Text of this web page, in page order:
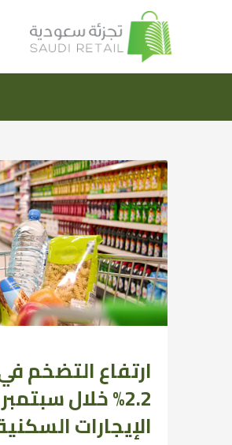
ارتفاع التضخم
2.2% خلال
الإيجارات